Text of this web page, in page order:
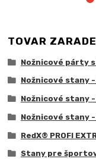
TOVAR
Nožnicové párty
Nožnicové stany
Nožnicové stany
Nožnicové stany
RedX® PROFI
Stany pre